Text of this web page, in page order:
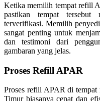
Ketika memilih tempat refill
pastikan tempat
terverifikasi. Memilih
sangat penting untuk
dan testimoni dari
gambaran yang jelas.
Proses Refill APAR
Proses refill APAR di
Timur biasanya cepat dan